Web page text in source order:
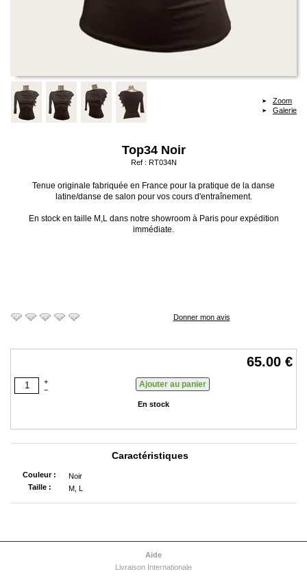
Zoom
Galerie
Top34 Noir
Ref : RT034N
Tenue originale fabriquée en France pour la pratique de la danse
latine/danse de salon pour vos cours d'entraînement.
En stock en taille M,L dans notre showroom à Paris pour expédition
immédiate.
Donner mon avis
65.00 €
+
−
En stock
Caractéristiques
Couleur :
Noir
Taille :
M, L
Aide
Livraison Internationale